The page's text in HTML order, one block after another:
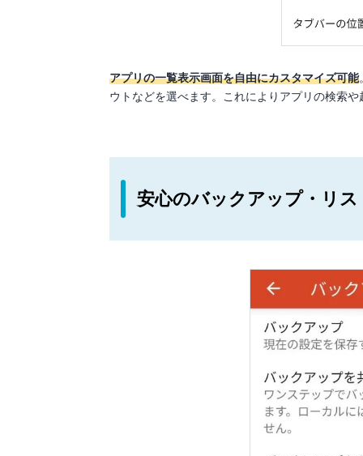
アプリの一覧表示画面を自由にカスタマイズ可能
ウトなどを選べます。これによりアプリの検索
安心のバックアップ・リス